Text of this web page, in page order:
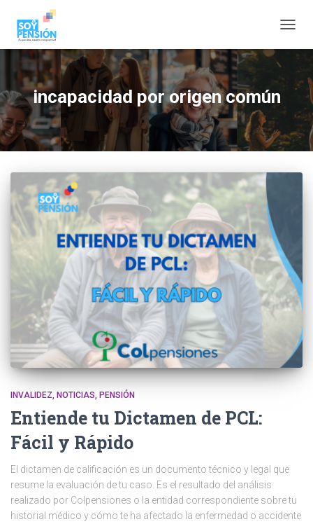
incapacidad por origen común
INVALIDEZ NOTICIAS PENSIÓN
Entiende tu Dictamen de PCL:
Fácil y Rápido
El dictamen de calificación es un documento técnico y legal que
resume la evaluación de tu caso. Es el resultado del análisis
realizado por Colpensiones o la entidad correspondiente sobre tu
historial médico y cómo te ha afectado la enfermedad o accidente